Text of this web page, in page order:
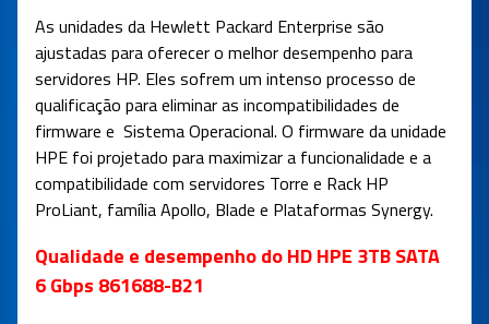
As unidades da Hewlett Packard Enterprise são
ajustadas para oferecer o melhor desempenho para
servidores HP. Eles sofrem um intenso processo de
qualificação para eliminar as incompatibilidades de
firmware e Sistema Operacional. O firmware da unidade
HPE foi projetado para maximizar a funcionalidade e a
compatibilidade com servidores Torre e Rack HP
ProLiant, família Apollo, Blade e Plataformas Synergy.
Qualidade e desempenho do HD HPE 3TB SATA
6 Gbps 861688-B21